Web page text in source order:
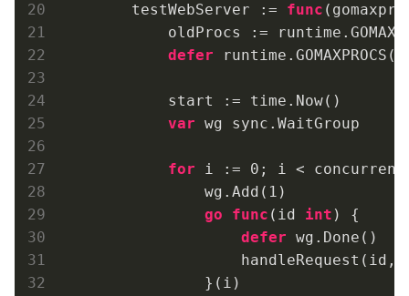
        testWebServer :=
func
oldProcs :=
defer
            start := time.Now()
var wg sync.WaitGroup
for i := 0 ; i <
                wg.Add(
1 )
go
func (id int )
{
defer wg.Done()
                    handleRequest(id,
                }(i)